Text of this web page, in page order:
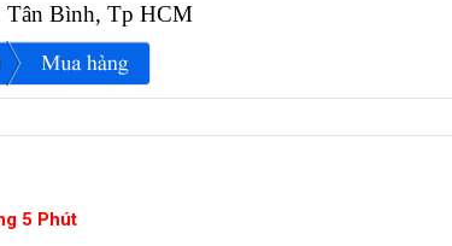
Tân Bình, Tp HCM
5 Phút